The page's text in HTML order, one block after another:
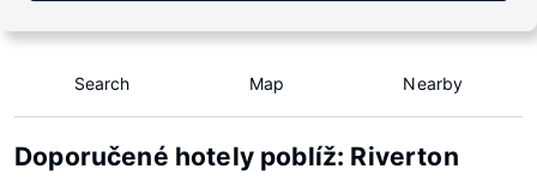
Search Map Nearby
Doporučené hotely poblíž: Riverton